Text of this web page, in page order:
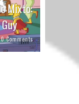
Mixto:
0 Comments